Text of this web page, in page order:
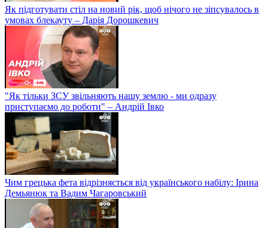
Як підготувати стіл на новий рік, щоб нічого не зіпсувалось в
умовах блекауту – Дарія Дорошкевич
"Як тільки ЗСУ звільняють нашу землю - ми одразу
приступаємо до роботи" – Андрій Івко
Чим грецька фета відрізняється від українського набілу: Ірина
Демьянюк та Вадим Чагаровський